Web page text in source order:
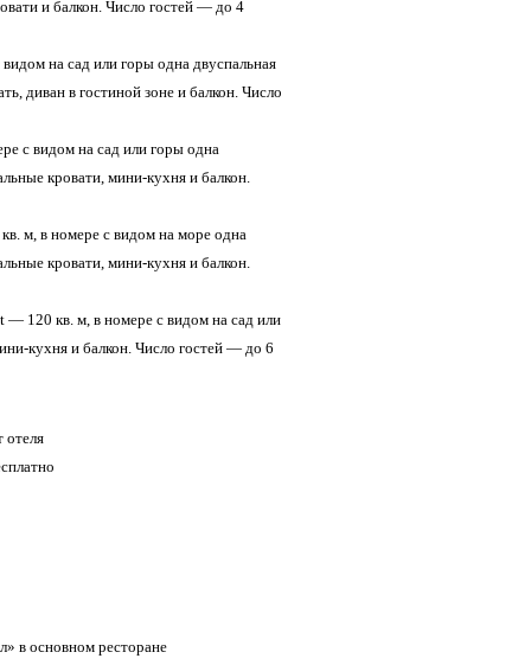
и балкон. Число гостей — до 4
на сад или горы одна двуспальная
диван в гостиной зоне и балкон. Число
c видом на сад или горы одна
кровати, мини-кухня и балкон.
м, в номере c видом на море одна
кровати, мини-кухня и балкон.
— 120 кв. м, в номере c видом на сад или
кухня и балкон. Число гостей — до 6
отеля
в основном ресторане